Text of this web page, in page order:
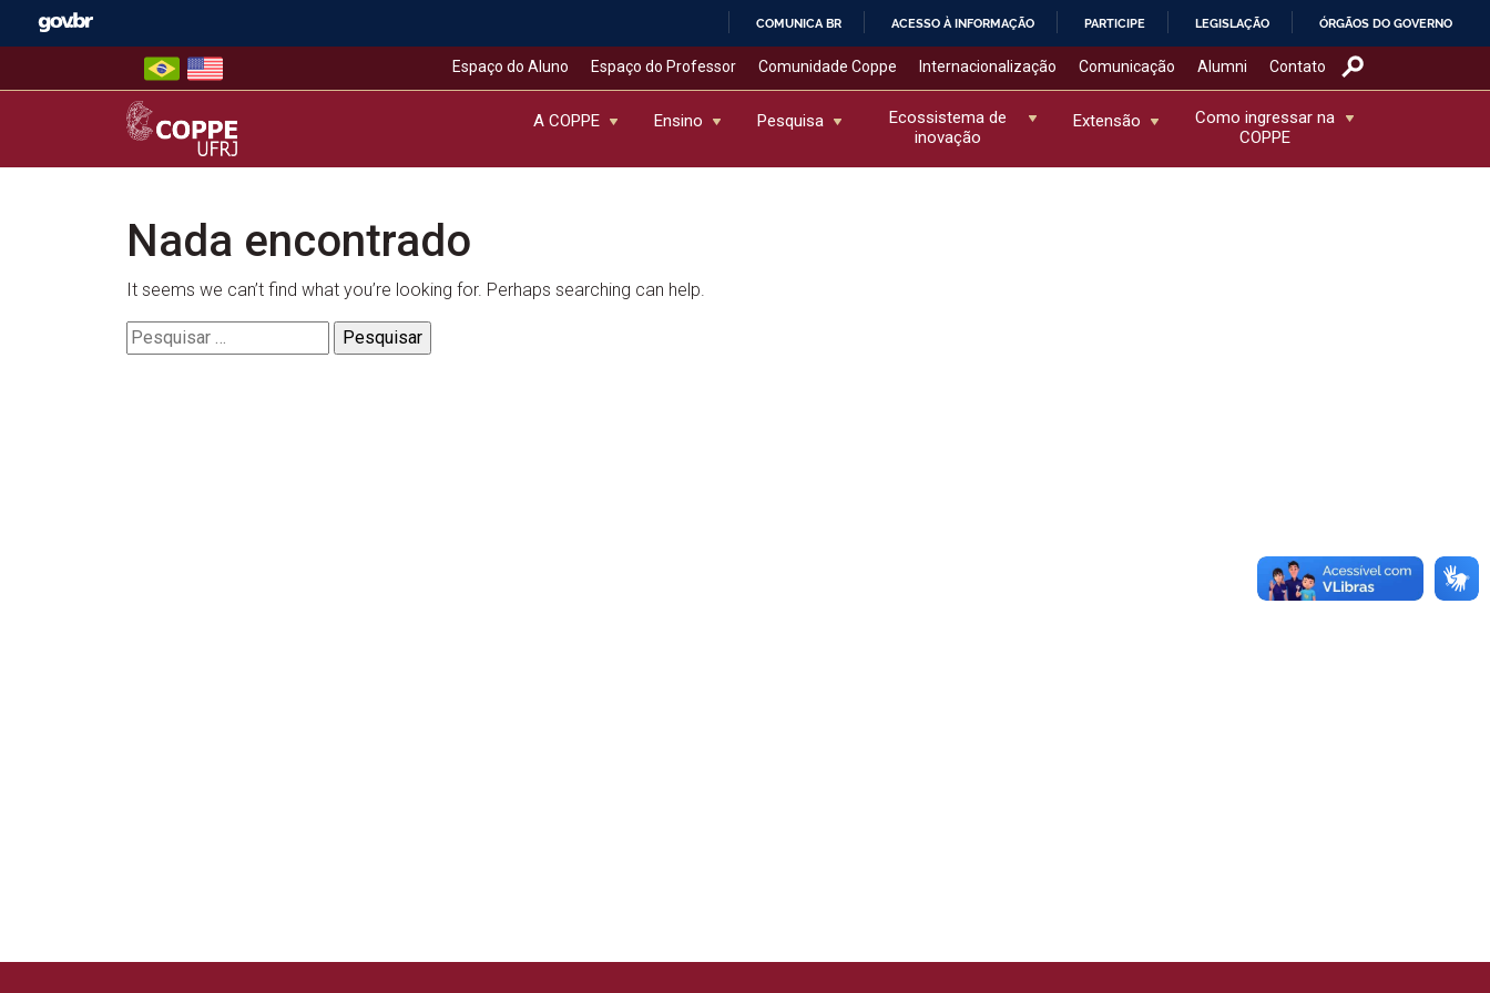
COMUNICA BR ACESSO À INFORMAÇÃO PARTICIPE LEGISLAÇÃO ÓRGÃOS DO GOVERNO
Espaço do Aluno Espaço do Professor Comunidade Coppe Internacionalização Comunicação Alumni Contato
COPPE – UFRJ
A COPPE Ensino Pesquisa
Ecossistema de
inovação
Extensão
Como ingressar na
COPPE
Nada encontrado
It seems we can’t find what you’re looking for. Perhaps searching can help.
Pesquisar
por: